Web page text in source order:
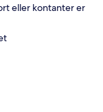
eller kontanter er